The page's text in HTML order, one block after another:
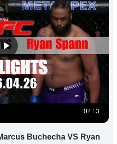
02:13
Buchecha VS Ryan